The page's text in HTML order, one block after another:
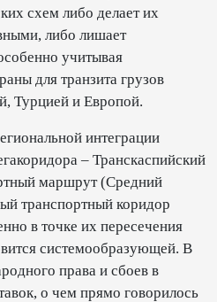
схем либо делает их
либо лишает
учитывая
для транзита грузов
Турцией и Европой.
интеграции
– Транскаспийский
маршрут (Средний
транспортный коридор
в точке их пересечения
системообразующей. В
права и сбоев в
о чем прямо говорилось